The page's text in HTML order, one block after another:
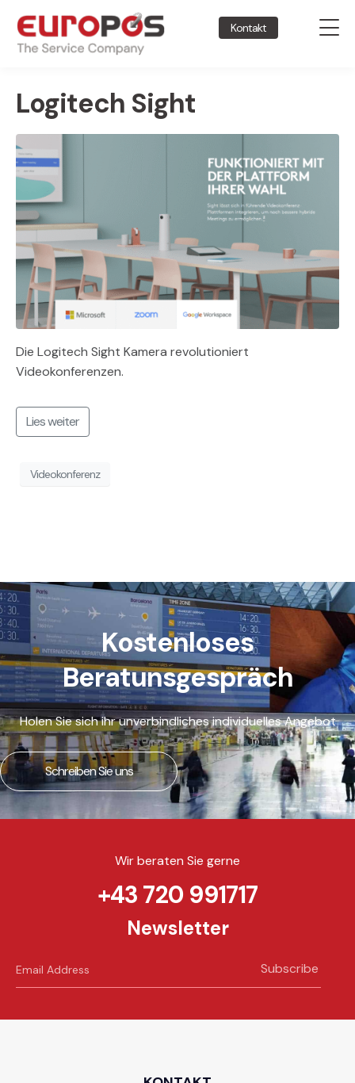
Kontakt
Logitech Sight
Die Logitech Sight Kamera revolutioniert
Videokonferenzen.
Lies weiter
Videokonferenz
Kostenloses
Beratunsgespräch
Holen Sie sich ihr unverbindliches individuelles Angebot
Schreiben Sie uns
Wir beraten Sie gerne
+43 720 991717
Newsletter
Subscribe